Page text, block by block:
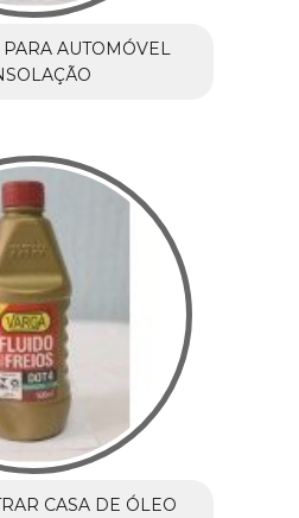
AUTOMÓVEL
CASA DE ÓLEO